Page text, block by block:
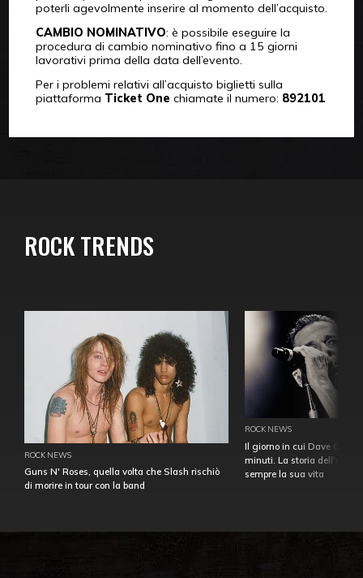
poterli agevolmente inserire al momento dell’acquisto.
CAMBIO NOMINATIVO: è possibile eseguire la
procedura di cambio nominativo fino a 15 giorni
lavorativi prima della data dell’evento.
Per i problemi relativi all’acquisto biglietti sulla
piattaforma Ticket One chiamate il numero: 892101
ROCK TRENDS
ROCK NEWS
Guns N' Roses, quella volta che Slash rischiò
di morire in tour con la band
ROCK NEWS
Il giorno in cui Dave
minuti. La storia
sempre la sua vita